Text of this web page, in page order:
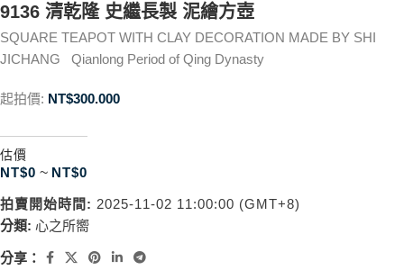
9136 清乾隆 史繼長製 泥繪方壺
SQUARE TEAPOT WITH CLAY DECORATION MADE BY SHI
JICHANG Qianlong Period of Qing Dynasty
起拍價: NT$300.000
估價
NT$0 ~ NT$0
拍賣開始時間: 2025-11-02 11:00:00 (GMT+8)
分類: 心之所嚮
分享：